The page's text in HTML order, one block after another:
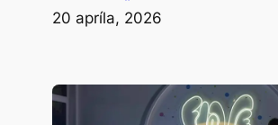
20 apríla, 2026